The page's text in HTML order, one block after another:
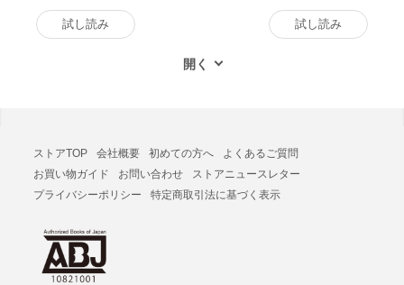
試し読み 試し読み
ストアTOP 会社概要 初めての方へ
よくあるご質問
お買い物ガイド
お問い合わせ
ストアニュースレター
プライバシーポリシー
特定商取引法に基づく表示